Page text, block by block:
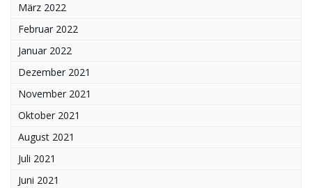
März 2022
Februar 2022
Januar 2022
Dezember 2021
November 2021
Oktober 2021
August 2021
Juli 2021
Juni 2021